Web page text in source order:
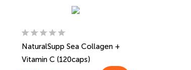
NaturalSupp Sea Collagen +
Vitamin C (120caps)